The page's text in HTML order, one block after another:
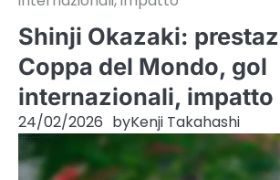
Shinji Okazaki:
Coppa del Mondo, gol
internazionali, impatto
24/02/2026 byKenji Takahashi